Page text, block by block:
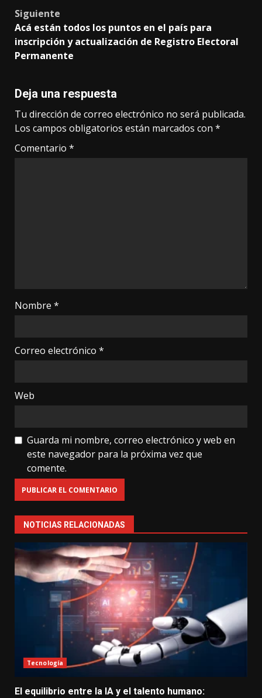
Siguiente
Acá están todos los puntos en el país para
inscripción y actualización de Registro Electoral
Permanente
Deja una respuesta
Tu dirección de correo electrónico no será publicada.
Los campos obligatorios están marcados con *
Comentario *
Nombre *
Correo electrónico *
Web
Guarda mi nombre, correo electrónico y web en
este navegador para la próxima vez que
comente.
NOTICIAS RELACIONADAS
Tecnología
El equilibrio entre la IA y el talento humano: